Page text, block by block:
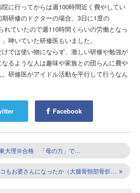
に行ってからは週100時間近く費やしてい
研修のドクターの場合、3日に1度の
れていたので週110時間くらいの労働となっ
呻いていた研修医もいました。
では使い物にならず、激しい研修や勉強が
るような人は趣味や家族との団らんに費や
研修医がアイドル活動を平行して行うなん
Facebook
東大理Ⅲ合格 「母の力」で…
もお婆さんになったか（大腿骨頸部骨折…